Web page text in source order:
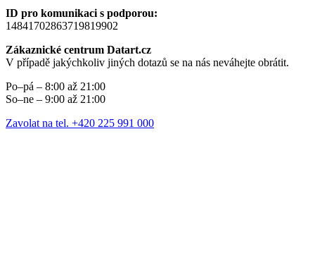
ID pro komunikaci s podporou:
14841702863719819902
Zákaznické centrum Datart.cz
V případě jakýchkoliv jiných dotazů se na nás neváhejte obrátit.
Po–pá – 8:00 až 21:00
So–ne – 9:00 až 21:00
Zavolat na tel. +420 225 991 000